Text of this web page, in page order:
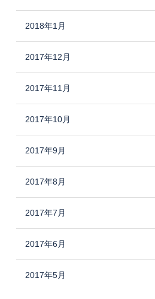
2018年1月
2017年12月
2017年11月
2017年10月
2017年9月
2017年8月
2017年7月
2017年6月
2017年5月